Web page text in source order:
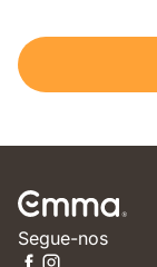
Segue-nos